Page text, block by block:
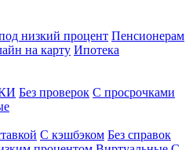
низкий процент Пенсионерам
на карту Ипотека
Без проверок С просрочками
С кэшбэком Без справок